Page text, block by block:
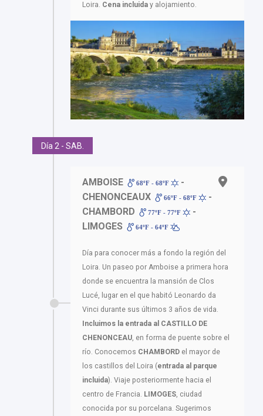
Loira. Cena incluida y alojamiento.
Día 2 - SAB.
AMBOISE 68ºF - 68ºF
-
CHENONCEAUX
66ºF - 68ºF
-
CHAMBORD
77ºF - 77ºF
-
LIMOGES
64ºF - 64ºF
Día para conocer más a fondo la región del
Loira. Un paseo por Amboise a primera hora
donde se encuentra la mansión de Clos
Lucé, lugar en el que habitó Leonardo da
Vinci durante sus últimos 3 años de vida.
Incluimos la entrada al CASTILLO DE
CHENONCEAU, en forma de puente sobre el
río. Conocemos CHAMBORD el mayor de
los castillos del Loira (entrada al parque
incluida). Viaje posteriormente hacia el
centro de Francia. LIMOGES, ciudad
conocida por su porcelana. Sugerimos